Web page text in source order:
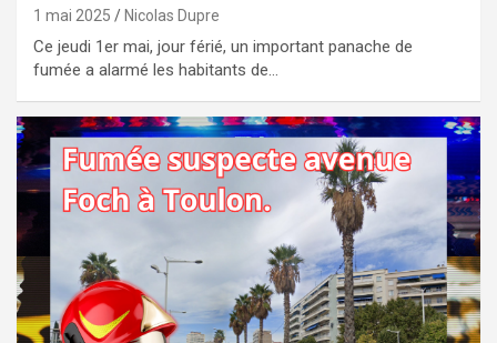
1 mai 2025 Nicolas Dupre
Ce jeudi 1er mai, jour férié, un important panache de
fumée a alarmé les habitants de…